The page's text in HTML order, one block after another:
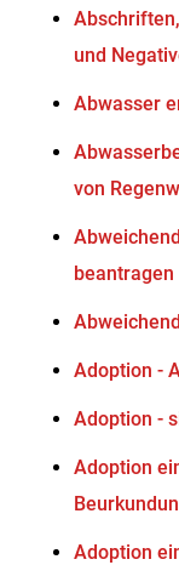
und
Abwasser
von
beantragen
Adoption -
Adoption -
Adoption
Adoption